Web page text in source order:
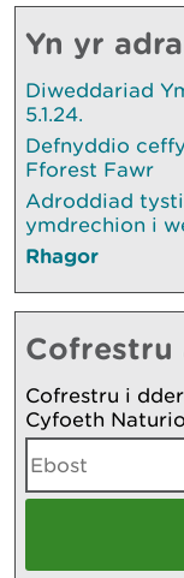
Yn yr
Diweddariad
5.1.24.
Defnyddio
Fforest Fawr
Adroddiad
ymdrechion i
Rhagor
Cofrestru i
Cyfoeth